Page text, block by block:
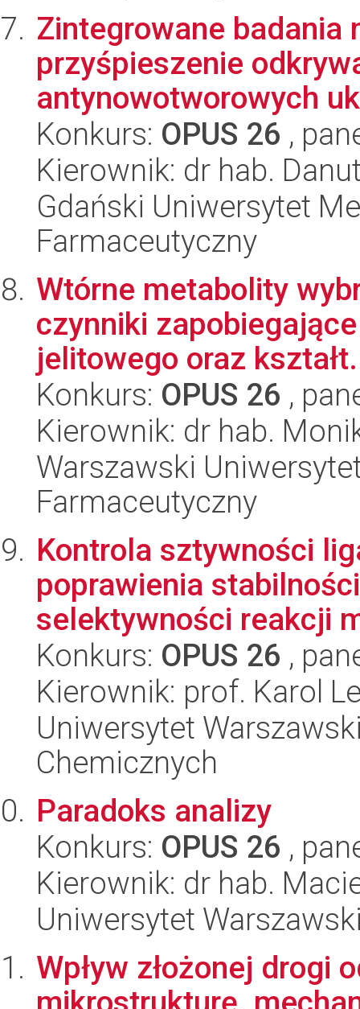
Zintegrowane badania
przyśpieszenie
antynowotworowych
Konkurs: OPUS 26 ,
Kierownik: dr hab.
Gdański Uniwersytet
Farmaceutyczny
Wtórne metabolity
czynniki
jelitowego oraz
Konkurs: OPUS 26 ,
Kierownik: dr hab.
Warszawski
Farmaceutyczny
Kontrola sztywności
poprawienia
selektywności reakcji
Konkurs: OPUS 26 ,
Kierownik: prof. Karol
Uniwersytet
Chemicznych
Paradoks analizy
Konkurs: OPUS 26 ,
Kierownik: dr hab.
Uniwersytet
Wpływ złożonej drogi